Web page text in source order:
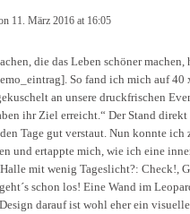
11. März 2016 at 16:05
die das Leben schöner
So fand ich mich auf
an unsere druckfrischen
ihr Ziel erreicht.“ Der Stand
Tage gut verstaut. Nun konnte ich
und ertappte mich, wie ich eine
mit wenig Tageslicht?: Check!,
schon los! Eine Wand im
darauf ist wohl eher ein